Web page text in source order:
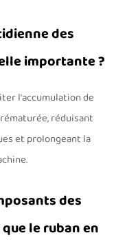
des
importante ?
l'accumulation de
réduisant
et prolongeant la
des
le ruban en